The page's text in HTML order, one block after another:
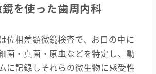
を使った歯周内科
位相差顕微鏡検査で、お口の中に
菌・真菌・原虫などを特定し、動
に記録しそれらの微生物に感受性